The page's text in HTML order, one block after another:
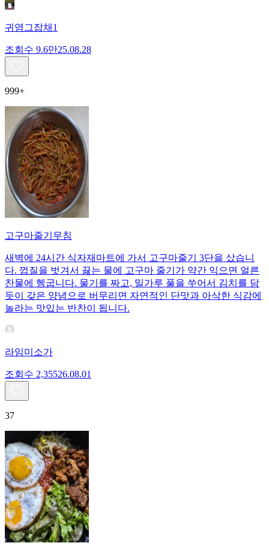
귀염그잡채1
조회수 9.6만25.08.28
999+
고구마줄기무침
새벽에 24시간 식자재마트에 가서 고구마줄기 3단을 샀습니
다. 껍질을 벗겨서 끓는 물에 고구마 줄기가 약간 익으면 얼른
찬물에 헹굽니다. 물기를 짜고, 밀가루 풀을 쑤어서 김치를 담
듯이 갖은 양념으로 버무리면 자연적인 단맛과 아삭한 식감에
놀라는 맛있는 반찬이 됩니다.
라임미소가
조회수 2,35526.08.01
37